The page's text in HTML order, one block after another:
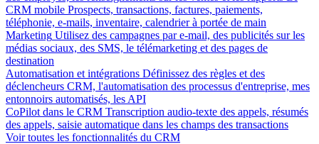
CRM mobile Prospects, transactions, factures, paiements,
téléphonie, e-mails, inventaire, calendrier à portée de main
Marketing Utilisez des campagnes par e-mail, des publicités sur les
médias sociaux, des SMS, le télémarketing et des pages de
destination
Automatisation et intégrations Définissez des règles et des
déclencheurs CRM, l'automatisation des processus d'entreprise, mes
entonnoirs automatisés, les API
CoPilot dans le CRM Transcription audio-texte des appels, résumés
des appels, saisie automatique dans les champs des transactions
Voir toutes les fonctionnalités du CRM